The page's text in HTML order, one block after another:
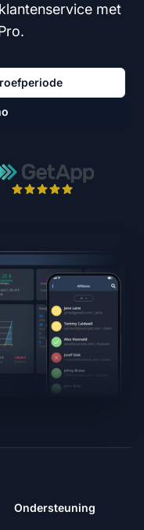
met
Ondersteuning